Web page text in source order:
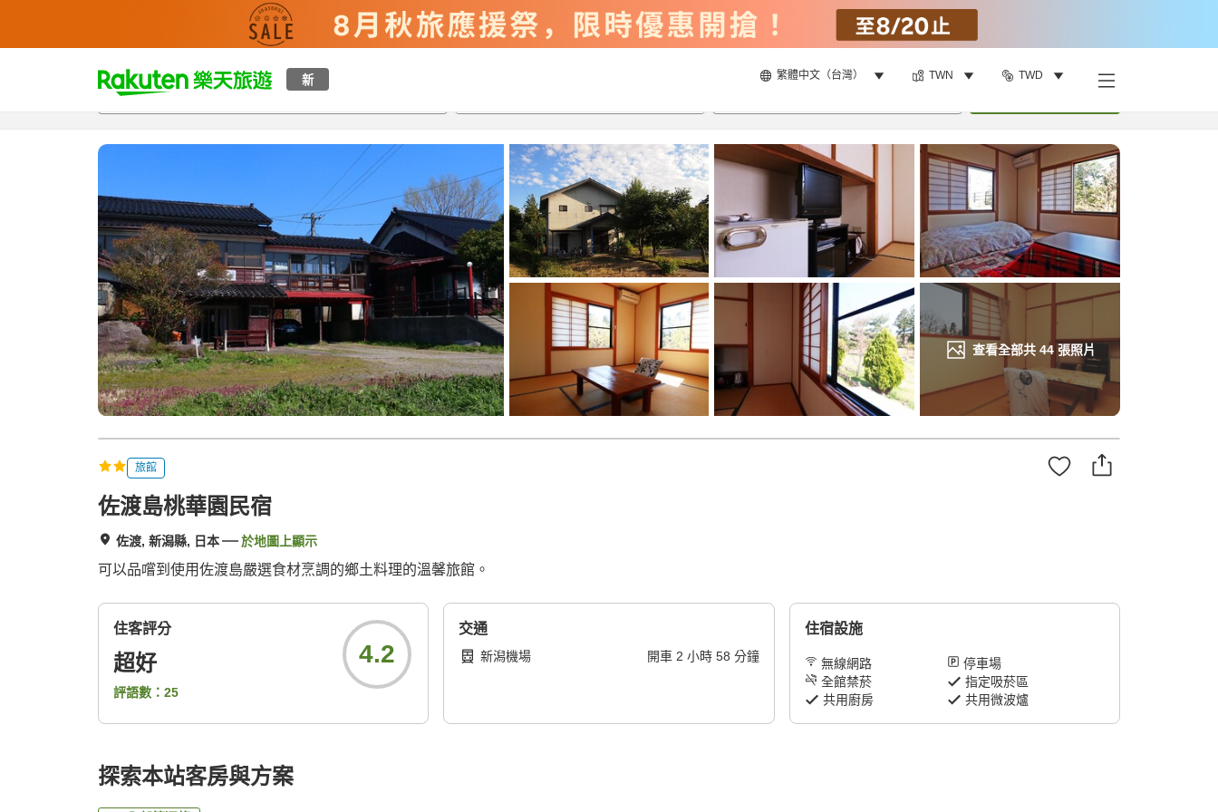
新 繁體中文（台灣） TWN TWD
t
p
a
_
s
e
a
r
c
h
查看全部共 44張照片
總覽客房與方案評語設施
旅館
佐渡島桃華園民宿
佐渡, 新潟縣, 日本 於地圖上顯示
可以品嚐到使用佐渡島嚴選食材烹調的鄉土料理的溫馨旅館。
住客評分
超好
評語數： 25
4.2
交通
新潟機場 開車 2 小時 58 分鐘
住宿設施
無線網路
停車場
全館禁菸
指定吸菸區
共用廚房
共用微波爐
探索本站客房與方案